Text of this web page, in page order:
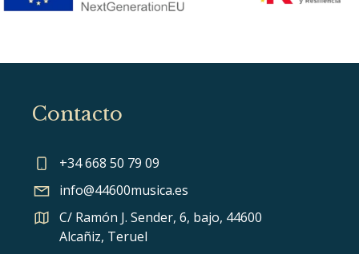
Contacto
+34 668 50 79 09
info@44600musica.es
C/ Ramón J. Sender, 6, bajo, 44600
Alcañiz, Teruel